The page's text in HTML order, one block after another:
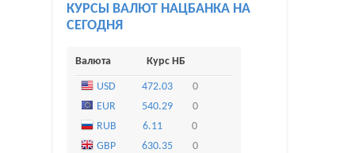
КУРСЫ ВАЛЮТ НАЦБАНКА НА
СЕГОДНЯ
Валюта Курс НБ
USD 472.03
0
EUR
540.29
0
RUB
6.11
0
GBP
630.35
0